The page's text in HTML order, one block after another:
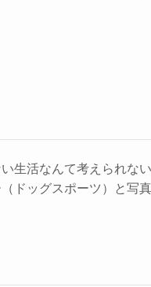
生活なんて考えられな
ドッグスポーツ）と写真